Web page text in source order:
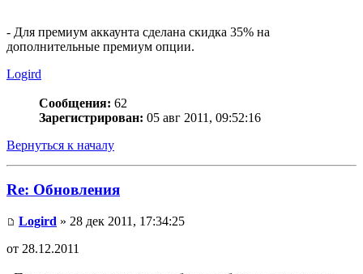
- Для премиум аккаунта сделана скидка 35% на
дополнительные премиум опции.
Logird
Сообщения: 62
Зарегистрирован: 05 авг 2011, 09:52:16
Вернуться к началу
Re: Обновления
Logird » 28 дек 2011, 17:34:25
от 28.12.2011